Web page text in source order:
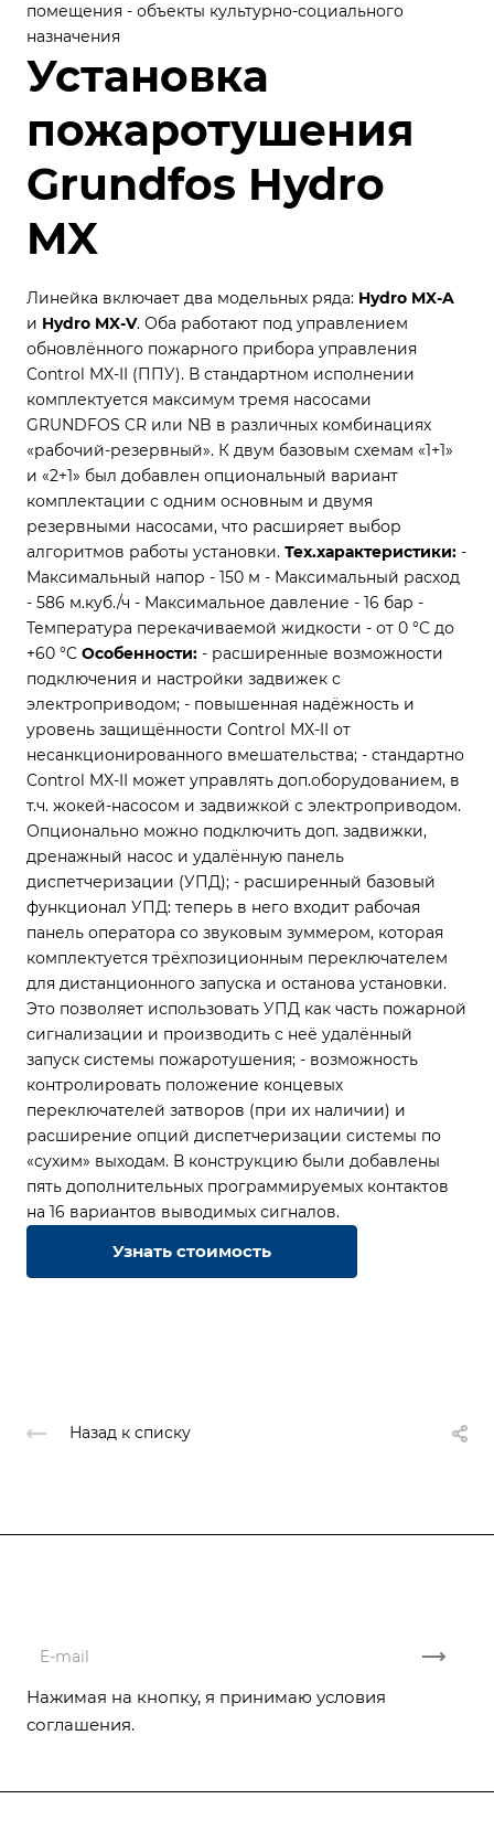
помещения - объекты культурно-социального
назначения
Установка
пожаротушения
Grundfos Hydro
MX
Линейка включает два модельных ряда: Hydro MX-A
и Hydro MX-V. Оба работают под управлением
обновлённого пожарного прибора управления
Control MX-II (ППУ). В стандартном исполнении
комплектуется максимум тремя насосами
GRUNDFOS CR или NB в различных комбинациях
«рабочий-резервный». К двум базовым схемам «1+1»
и «2+1» был добавлен опциональный вариант
комплектации с одним основным и двумя
резервными насосами, что расширяет выбор
алгоритмов работы установки. Тех.характеристики: -
Максимальный напор - 150 м - Максимальный расход
- 586 м.куб./ч - Максимальное давление - 16 бар -
Температура перекачиваемой жидкости - от 0 °C до
+60 °C Особенности: - расширенные возможности
подключения и настройки задвижек с
электроприводом; - повышенная надёжность и
уровень защищённости Control MX-II от
несанкционированного вмешательства; - стандартно
Control MX-II может управлять доп.оборудованием, в
т.ч. жокей-насосом и задвижкой с электроприводом.
Опционально можно подключить доп. задвижки,
дренажный насос и удалённую панель
диспетчеризации (УПД); - расширенный базовый
функционал УПД: теперь в него входит рабочая
панель оператора со звуковым зуммером, которая
комплектуется трёхпозиционным переключателем
для дистанционного запуска и останова установки.
Это позволяет использовать УПД как часть пожарной
сигнализации и производить с неё удалённый
запуск системы пожаротушения; - возможность
контролировать положение концевых
переключателей затворов (при их наличии) и
расширение опций диспетчеризации системы по
«сухим» выходам. В конструкцию были добавлены
пять дополнительных программируемых контактов
на 16 вариантов выводимых сигналов.
Узнать стоимость
Назад к списку
Нажимая на кнопку, я принимаю условия
соглашения.